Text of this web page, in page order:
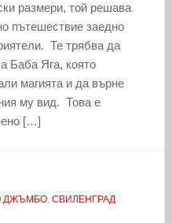
размери, той решава
пътешествие заедно
Те трябва да
Баба Яга, която
магията и да върне
му вид. Това е
[…]
ДЖЪМБО, СВИЛЕНГРАД